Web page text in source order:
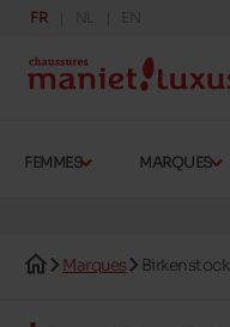
FR NL EN
FEMMES MARQUES
Marques Birkenstock